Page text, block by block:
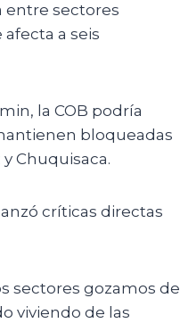
entre sectores
a seis
la COB podría
bloqueadas
Chuquisaca.
críticas directas
sectores gozamos de
viviendo de las